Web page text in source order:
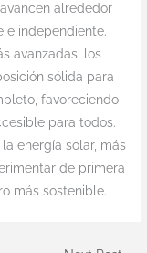
alrededor
e independiente.
avanzadas, los
sólida para
favoreciendo
para todos.
energía solar, más
de primera
más sostenible.